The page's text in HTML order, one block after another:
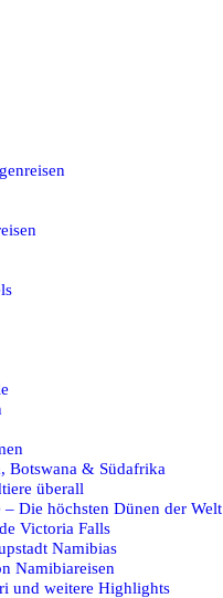
Botswana & Südafrika
überall
Die höchsten Dünen der Welt
Victoria Falls
Namibias
Namibiareisen
und weitere Highlights